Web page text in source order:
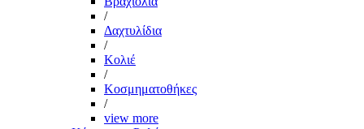
/
Δαχτυλίδια
/
Κολιέ
/
Κοσμηματοθήκες
/
view more